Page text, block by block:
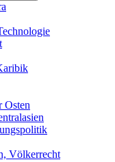
Osten
Völkerrecht